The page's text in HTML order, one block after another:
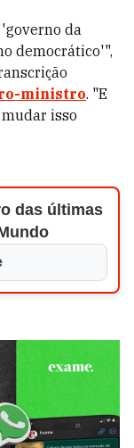
da
democrático'",
ministro. "E
isso
das últimas